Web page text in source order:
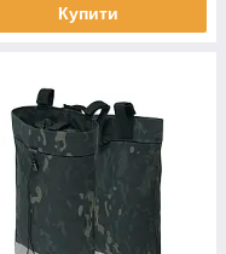
Купити